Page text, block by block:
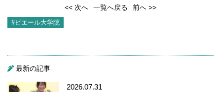
<< 次へ 一覧へ戻る 前へ >>
#ピエール大学院
最新の記事
2026.07.31